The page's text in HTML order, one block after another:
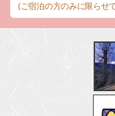
(ご宿泊の方のみに限らせ